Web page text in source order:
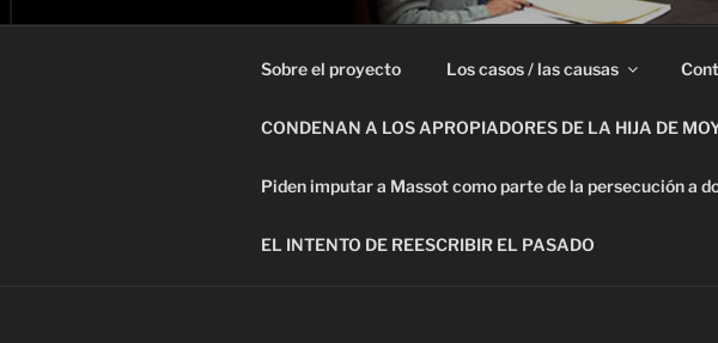
Sobre el proyecto Los casos / las causas
CONDENAN A LOS APROPIADORES DE LA HIJA DE
Piden imputar a Massot como parte de la persecución a
EL INTENTO DE REESCRIBIR EL PASADO